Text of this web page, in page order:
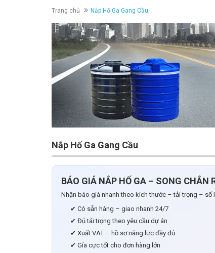
Trang chủ Nắp Hố Ga Gang Cầu
Nắp Hố Ga Gang Cầu
BÁO GIÁ NẮP HỐ GA – SONG
Nhận báo giá nhanh theo kích thước – tải trọng – số
✔ Có sẵn hàng – giao nhanh 24/7
✔ Đủ tải trọng theo yêu cầu dự án
✔ Xuất VAT – hồ sơ năng lực đầy đủ
✔ Gía cực tốt cho đơn hàng lớn